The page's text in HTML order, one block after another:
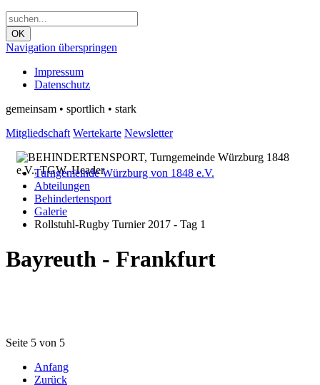
OK
Navigation überspringen
Impressum
Datenschutz
gemeinsam • sportlich • stark
Mitgliedschaft Wertekarte Newsletter
Turngemeinde Würzburg von 1848 e.V.
Abteilungen
Behindertensport
Galerie
Rollstuhl-Rugby Turnier 2017 - Tag 1
Bayreuth - Frankfurt
Seite 5 von 5
Anfang
Zurück